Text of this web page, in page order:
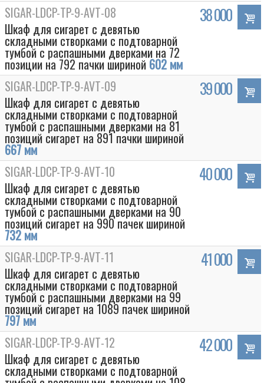
Box
SIGAR-LDCP-TP-9-AVT-08
Шкаф для сигарет с девятью
складными створками с подтоварной
тумбой с распашными дверками на 72
позиции на 792 пачки шириной 602 мм
38 000
SIGAR-LDCP-TP-9-AVT-09
Шкаф для сигарет с девятью
складными створками с подтоварной
тумбой с распашными дверками на 81
позиций сигарет на 891 пачки шириной
667 мм
39 000
SIGAR-LDCP-TP-9-AVT-10
Шкаф для сигарет с девятью
складными створками с подтоварной
тумбой с распашными дверками на 90
позиций сигарет на 990 пачек шириной
732 мм
40 000
SIGAR-LDCP-TP-9-AVT-11
Шкаф для сигарет с девятью
складными створками с подтоварной
тумбой с распашными дверками на 99
позиций сигарет на 1089 пачек шириной
797 мм
41 000
SIGAR-LDCP-TP-9-AVT-12
Шкаф для сигарет с девятью
складными створками с подтоварной
42 000